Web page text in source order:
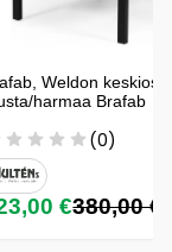
Weldon keskiosa
harmaa Brafab
(0)
€380,00 €